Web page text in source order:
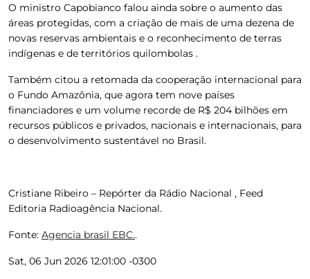
O ministro Capobianco falou ainda sobre o aumento das
áreas protegidas, com a criação de mais de uma dezena de
novas reservas ambientais e o reconhecimento de terras
indígenas e de territórios quilombolas .
Também citou a retomada da cooperação internacional para
o Fundo Amazônia, que agora tem nove países
financiadores e um volume recorde de R$ 204 bilhões em
recursos públicos e privados, nacionais e internacionais, para
o desenvolvimento sustentável no Brasil.
Cristiane Ribeiro – Repórter da Rádio Nacional , Feed
Editoria Radioagência Nacional.
Fonte: Agencia brasil EBC..
Sat, 06 Jun 2026 12:01:00 -0300